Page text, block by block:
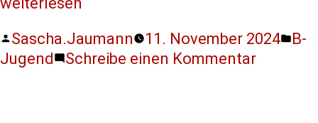
Sascha.Jaumann
11. November 2024
B-
Jugend
Schreibe einen Kommentar